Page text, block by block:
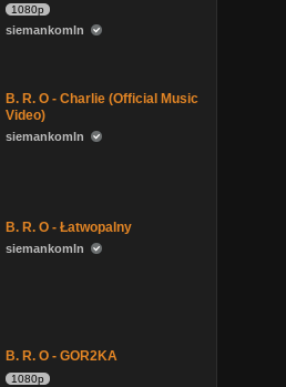
1080p
siemankomln
B. R. O - Charlie (Official Music
Video)
siemankomln
B. R. O - Łatwopalny
siemankomln
B. R. O - GOR2KA
1080p